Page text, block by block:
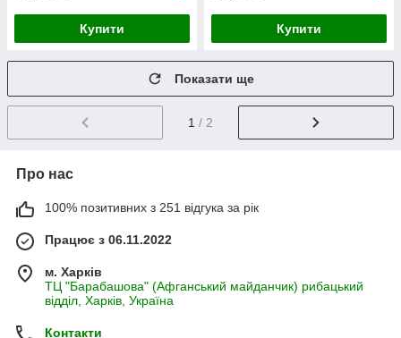
Купити Купити
Показати ще
1 / 2
Про нас
100% позитивних з 251 відгука за рік
Працює з 06.11.2022
м. Харків
ТЦ "Барабашова" (Афганський майданчик) рибацький
відділ, Харків, Україна
Контакти